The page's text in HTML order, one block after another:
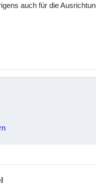
auch für die